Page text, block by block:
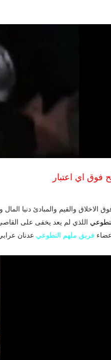
فوق اي اعتبار
فوق الاخلاق والقيم والمبادئ دنيا
اللذي لم يعد يخفى على
فريق ملهم التطوعي عدنان